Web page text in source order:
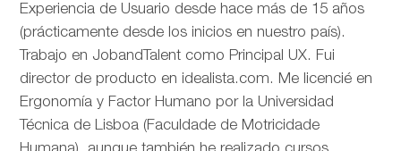
Experiencia de Usuario desde hace más de 15 años
(prácticamente desde los inicios en nuestro país).
Trabajo en JobandTalent como Principal UX. Fui
director de producto en idealista.com. Me licencié en
Ergonomía y Factor Humano por la Universidad
Técnica de Lisboa (Faculdade de Motricidade